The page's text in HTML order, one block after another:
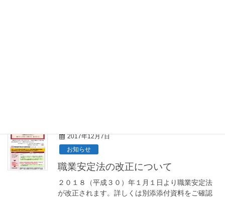
2017年12月7日
お知らせ
職業安定法の改正について
２０１８（平成３０）年１月１日より職業安定法
が改正されます。詳しくは別添添付資料をご確認